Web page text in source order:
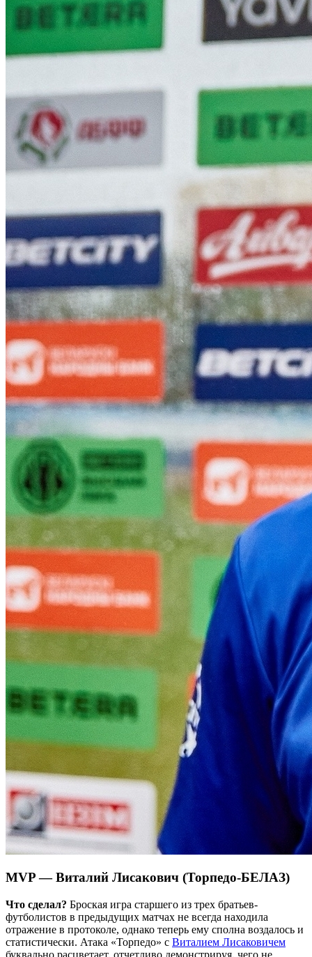
MVP — Виталий Лисакович (Торпедо-БЕЛАЗ)
Что сделал? Броская игра старшего из трех братьев-
футболистов в предыдущих матчах не всегда находила
отражение в протоколе, однако теперь ему сполна воздалось и
статистически. Атака «Торпедо» с Виталием Лисаковичем
буквально расцветает, отчетливо демонстрируя, чего не